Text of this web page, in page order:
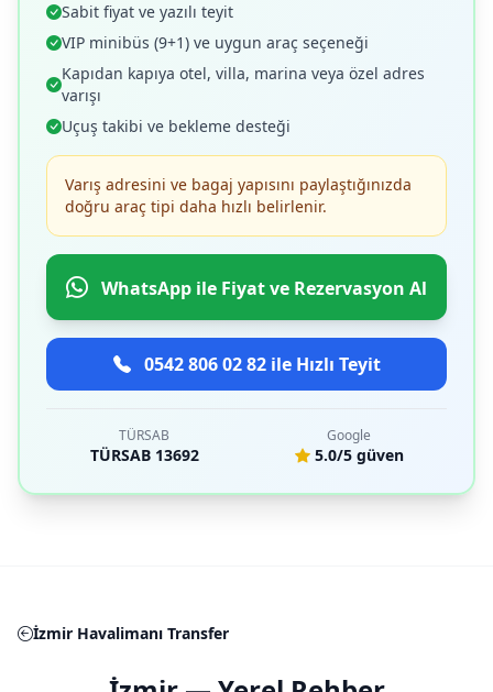
Sabit fiyat ve yazılı teyit
VIP minibüs (9+1) ve uygun araç seçeneği
Kapıdan kapıya otel, villa, marina veya özel adres
varışı
Uçuş takibi ve bekleme desteği
Varış adresini ve bagaj yapısını paylaştığınızda
doğru araç tipi daha hızlı belirlenir.
WhatsApp ile Fiyat ve Rezervasyon Al
0542 806 02 82 ile Hızlı Teyit
TÜRSAB
TÜRSAB 13692
Google
5.0/5 güven
İzmir Havalimanı Transfer